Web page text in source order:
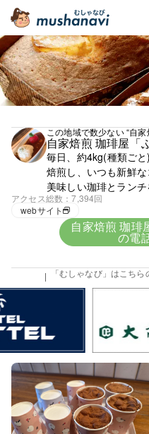
この地域で数少ない “自
自家焙煎 珈琲屋「
毎日、約4kg(種類ご
焙煎し、いつも新鮮
美味しい珈琲とラン
アクセス総数
7,394回
webサイト
自家焙煎 珈琲
の電
「むしゃなび」はこち